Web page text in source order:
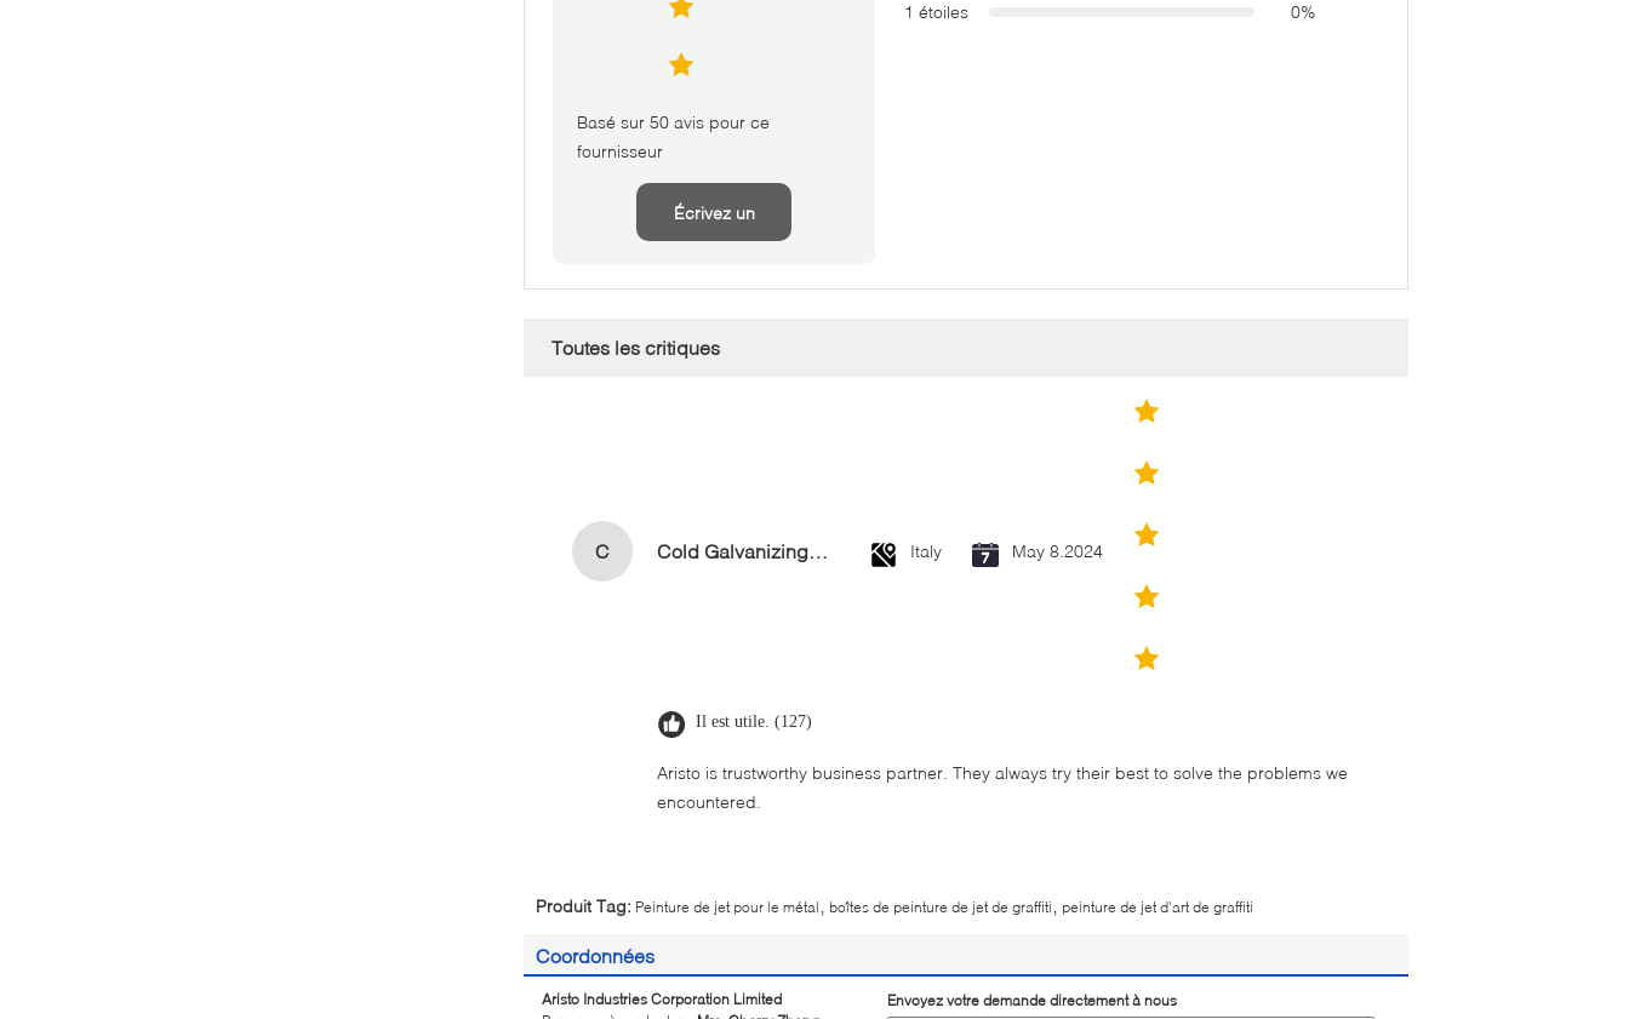
Basé sur 50 avis pour ce
fournisseur
Écrivez un
1 étoiles
0%
Toutes les critiques
C Italy May 8.2024
Il est utile. (127)
Aristo is trustworthy business partner. They always try their best to solve the problems we
encountered.
Produit Tag: Peinture de jet pour le métal boîtes de peinture de jet de graffiti peinture de jet d'art de graffiti
Coordonnées
Aristo Industries Corporation Limited
Envoyez votre demande directement à nous